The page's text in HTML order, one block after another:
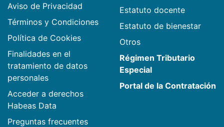
Aviso de Privacidad
Términos y Condiciones
Política de Cookies
Finalidades en el
tratamiento de datos
personales
Acceder a derechos
Habeas Data
Preguntas frecuentes
Estatuto docente
Estatuto de bienestar
Otros
Régimen Tributario
Especial
Portal de la Contratación